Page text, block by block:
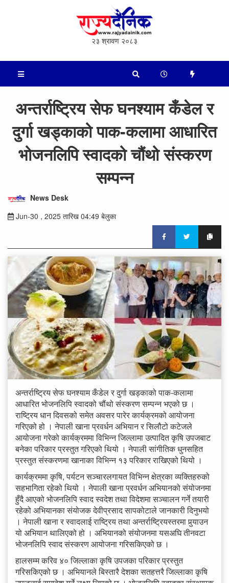
२३ श्रावण २०८३
अन्तर्राष्ट्रिय सेफ घनश्याम कँडेल र
दुर्गा खड्काको पाक-कलामा आधारित
भोजनलिपि स्वादको चौंथो संस्करण
सम्पन्न
News Desk
Jun-30 , 2025 तारिख 04:49 बेलुका
अन्तर्राष्ट्रिय सेफ घनश्याम कँडेल र दुर्गा खड्काको पाक-कलामा
आधारित भोजनलिपि स्वादको चौंथो संस्करण सम्पन्न भएको छ ।
राष्ट्रिय धान दिवसको समेत अवसर पारेर कार्यक्रमको आयोजना
गरिएको हो । नेपाली खाना प्रवर्धन अभियान र सिलौटो कटेजले
आयोजना गरेको कार्यक्रममा विभिन्न जिल्लामा उत्पादित कृषि उपजबाट
बनेका परिकार प्रस्तुत गरिएको थियो । नेपाली सांगीतिक धुनसहित
प्रस्तुत संस्करणमा खानाका विभिन्न १३ परिकार राखिएको थियो ।
कार्यक्रममा कृषि, पर्यटन सञ्चारलगायत विभिन्न क्षेत्रका व्यक्तिहरुको
सहभागिता रहेको थियो । नेपाली खाना प्रवर्धन अभियानको संयोजनमा
हुँदै आएको भोजनलिपि स्वाद स्वदेश तथा विदेशमा सञ्चालन गर्ने तयारी
रहेको अभियानका संयोजक देवीप्रसाद सापकोटाले जानकारी दिनुभयो
। नेपाली खाना र स्वादलाई राष्ट्रिय तथा अन्तर्राष्ट्रियस्तरमा पुर्‍याउन
यो अभियान थालिएको हो । अभियानको संयोजनमा यसअघि तीनवटा
भोजनलिपि स्वाद संस्करण आयोजना गरिसकिएको छ ।
हालसम्म करिव ४० जिल्लाका कृषि उपजका परिकार प्रस्तुत
गरिसकिएको छ । अभियानले बिस्तारै देशका सतहत्तरै जिल्लाका कृषि